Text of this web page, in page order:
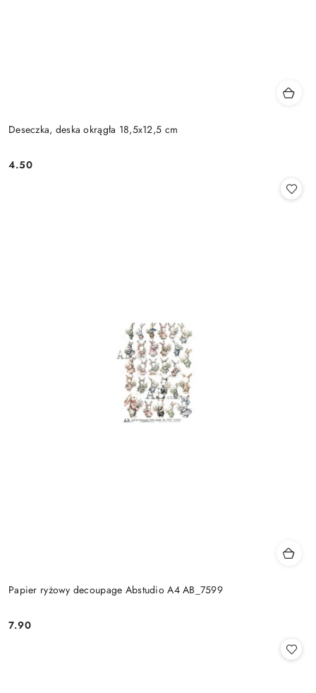
Deseczka, deska okrągła 18,5x12,5 cm
Cena:
4.50
Papier ryżowy decoupage Abstudio A4 AB_7599
Cena:
7.90